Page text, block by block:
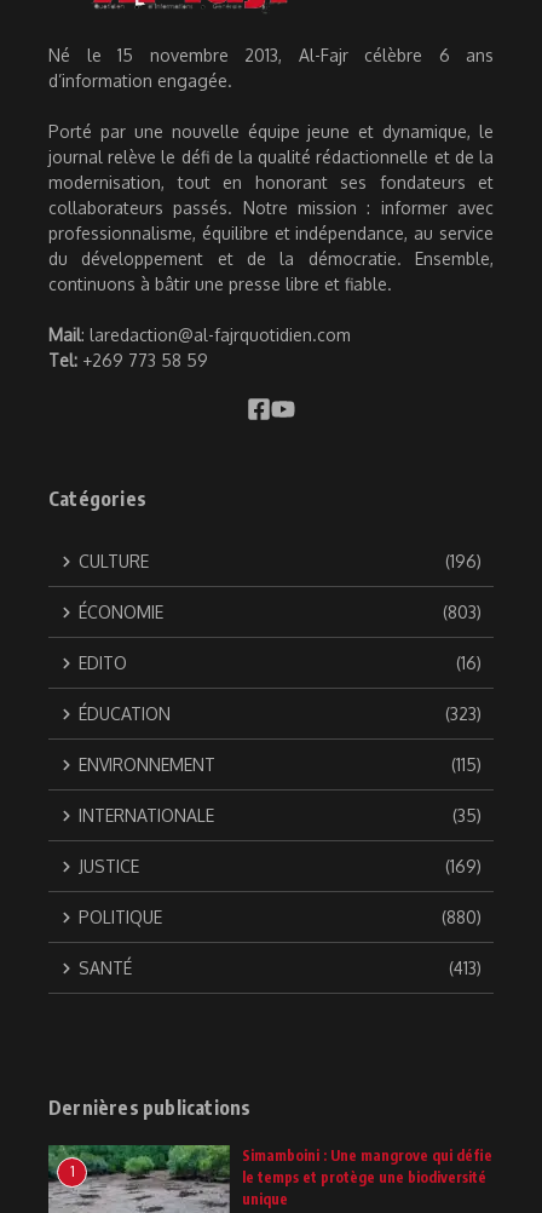
Né le 15 novembre 2013, Al-Fajr célèbre 6 ans
d’information engagée.
Porté par une nouvelle équipe jeune et dynamique, le
journal relève le défi de la qualité rédactionnelle et de la
modernisation, tout en honorant ses fondateurs et
collaborateurs passés. Notre mission : informer avec
professionnalisme, équilibre et indépendance, au service
du développement et de la démocratie. Ensemble,
continuons à bâtir une presse libre et fiable.
Mail: laredaction@al-fajrquotidien.com
Tel: +269 773 58 59
Catégories
CULTURE (196)
ÉCONOMIE (803)
EDITO (16)
ÉDUCATION (323)
ENVIRONNEMENT (115)
INTERNATIONALE (35)
JUSTICE (169)
POLITIQUE (880)
SANTÉ (413)
Dernières publications
1
Simamboini : Une mangrove qui défie
le temps et protège une biodiversité
unique